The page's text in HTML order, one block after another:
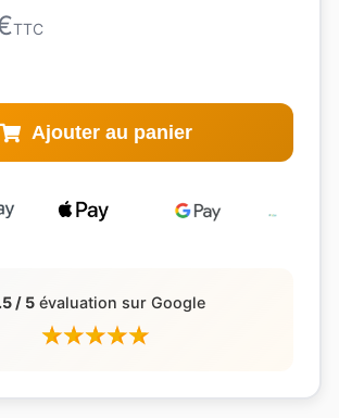
TTC
Ajouter au panier
/ 5évaluation sur Google